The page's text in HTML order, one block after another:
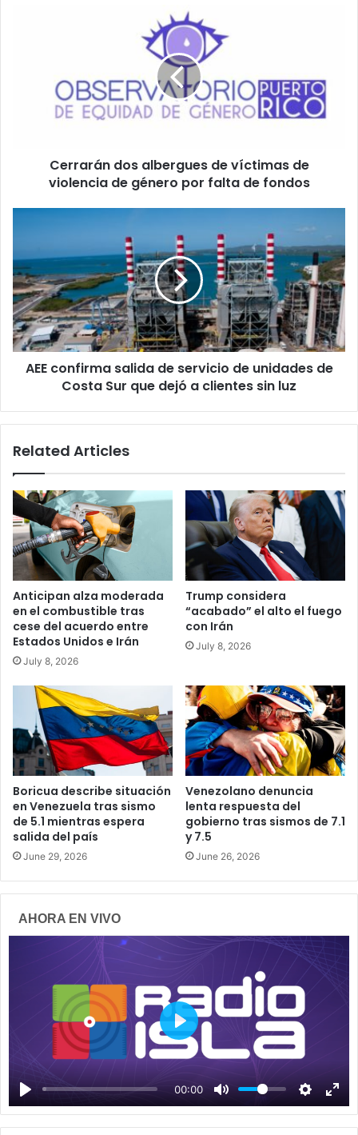
fondos
Cerrarán dos albergues de víctimas de
violencia de género por falta de fondos
de
servicio
de
unidades
de
Costa
Sur
sin
AEE confirma salida de servicio de unidades de
Costa Sur que dejó a clientes sin luz
Related Articles
Anticipan alza moderada
en el combustible tras
cese del acuerdo entre
Estados Unidos e Irán
July 8, 2026
Trump considera
“acabado” el alto el fuego
con Irán
July 8, 2026
Boricua describe situación
en Venezuela tras sismo
de 5.1 mientras espera
salida del país
June 29, 2026
Venezolano denuncia
lenta respuesta del
gobierno tras sismos de 7.1
y 7.5
June 26, 2026
AHORA EN VIVO
00:00
P
a
y